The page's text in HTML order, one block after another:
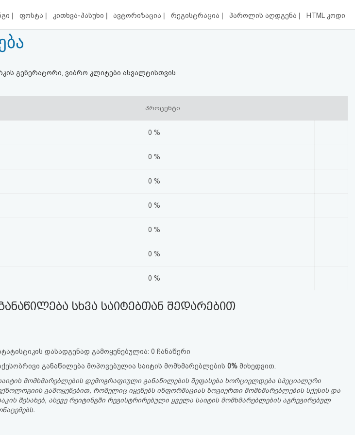
| ფოსტა | კითხვა-პასუხი | ავტორიზაცია | რეგისტრაცია | პაროლის აღდგენა | HTML კოდი
გენერატორი, ვიბრო კლიტები ასვალტისთვის
პროცენტი
0 %
0 %
0 %
0 %
0 %
0 %
0 %
სხვა საიტებთან შედარებით
დასადგენად გამოყენებულია: 0 ჩანაწერი
განაწილება მოპოვებულია საიტის მომხმარებლების 0% მიხედვით.
მომხმარებლების დემოგრაფიული განაწილების შეფასება ხორციელდება სპეციალური
გამოყენებით, რომელიც იყენებს ინფორმაციას ზოგიერთი მომხმარებლების სქესის და
შესახებ, ასევე რეიტინგში რეგისტრირებული ყველა საიტის მომხმარებლების აგრეგირებულ